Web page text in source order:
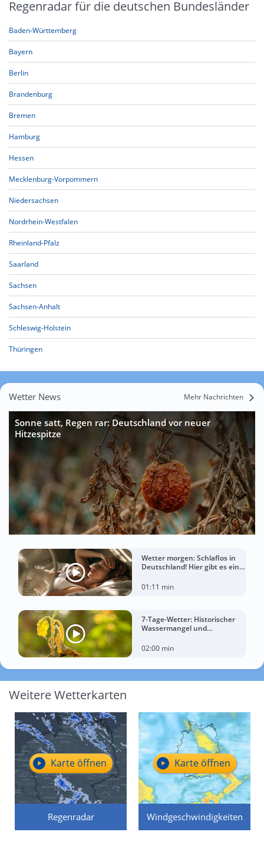
Regenradar für die deutschen Bundesländer
Baden-Württemberg
Bayern
Berlin
Brandenburg
Bremen
Hamburg
Hessen
Mecklenburg-Vorpommern
Niedersachsen
Nordrhein-Westfalen
Rheinland-Pfalz
Saarland
Sachsen
Sachsen-Anhalt
Schleswig-Holstein
Thüringen
Wetter News Mehr Nachrichten
Sonne satt, Regen rar: Deutschland vor neuer
Hitzespitze
Wetter morgen: Schlaflos in
Deutschland! Hier gibt es eine
01:11 min
7-Tage-Wetter: Historischer
Wassermangel und
02:00 min
Weitere Wetterkarten
Regenradar
Karte öffnen
Windgeschwindigkeiten
Karte öffnen